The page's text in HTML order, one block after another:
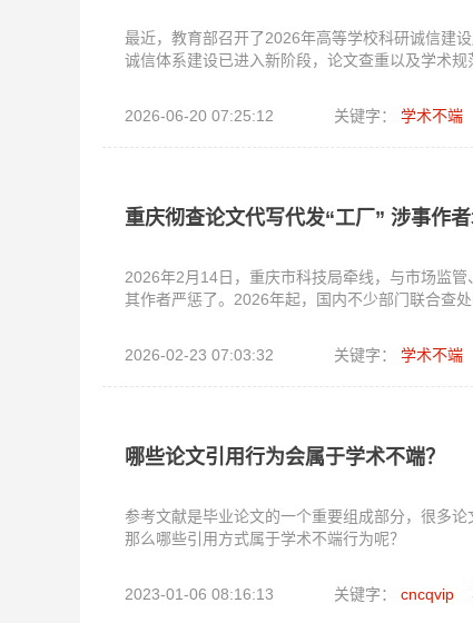
最近，教育部召开了2026年高等学校科研诚信建
诚信体系建设已进入新阶段，论文查重以及学术规
2026-06-20 07:25:12 关键字： 学术不端
重庆彻查论文代写代发“工厂” 涉事作
2026年2月14日，重庆市科技局牵线，与市场监
其作者严惩了。2026年起，国内不少部门联合查
2026-02-23 07:03:32 关键字： 学术不端
哪些论文引用行为会属于学术不端？
参考文献是毕业论文的一个重要组成部分，很多
那么哪些引用方式属于学术不端行为呢？
2023-01-06 08:16:13 关键字： cncqvip